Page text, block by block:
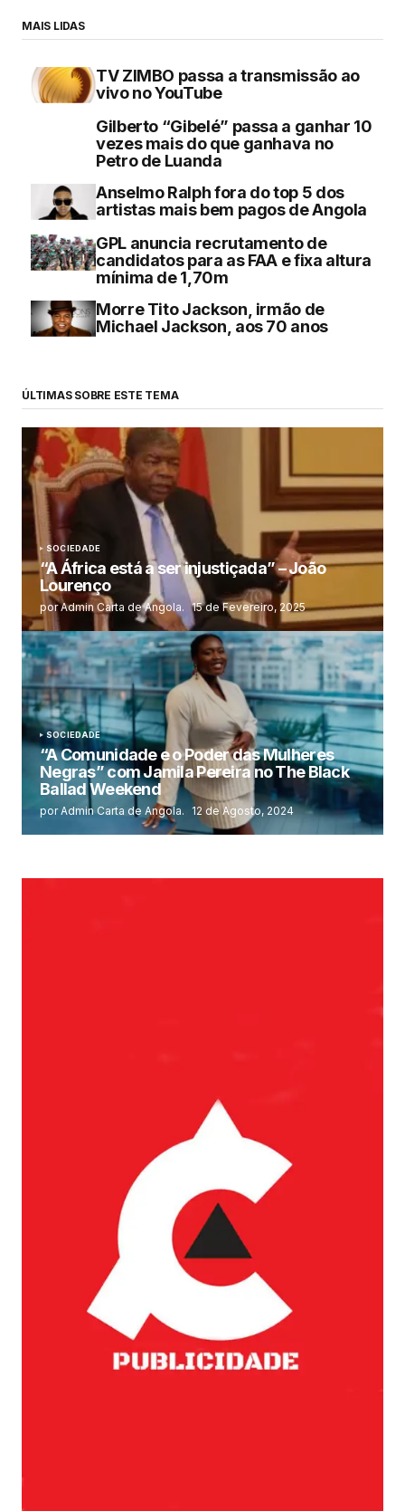
MAIS LIDAS
TV ZIMBO passa a transmissão ao
vivo no YouTube
Gilberto “Gibelé” passa a ganhar 10
vezes mais do que ganhava no
Petro de Luanda
Anselmo Ralph fora do top 5 dos
artistas mais bem pagos de Angola
GPL anuncia recrutamento de
candidatos para as FAA e fixa altura
mínima de 1,70m
Morre Tito Jackson, irmão de
Michael Jackson, aos 70 anos
ÚLTIMAS SOBRE ESTE TEMA
SOCIEDADE
“A África está a ser injustiçada” – João
Lourenço
por Admin Carta de Angola. 15 de Fevereiro, 2025
SOCIEDADE
“A Comunidade e o Poder das Mulheres
Negras” com Jamila Pereira no The Black
Ballad Weekend
por Admin Carta de Angola. 12 de Agosto, 2024